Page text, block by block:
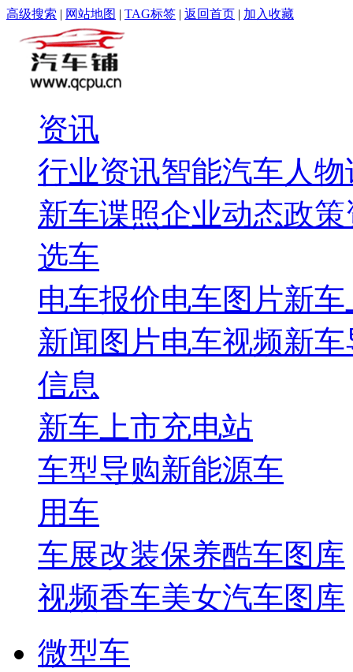
高级搜索 | 网站地图 | TAG标签 | 返回首页 | 加入收藏
资讯
行业资讯智能汽车人
新车谍照企业动态政
选车
电车报价电车图片新
新闻图片电车视频新
信息
新车上市充电站
车型导购新能源车
用车
车展改装保养酷车图库
视频香车美女汽车图库
微型车